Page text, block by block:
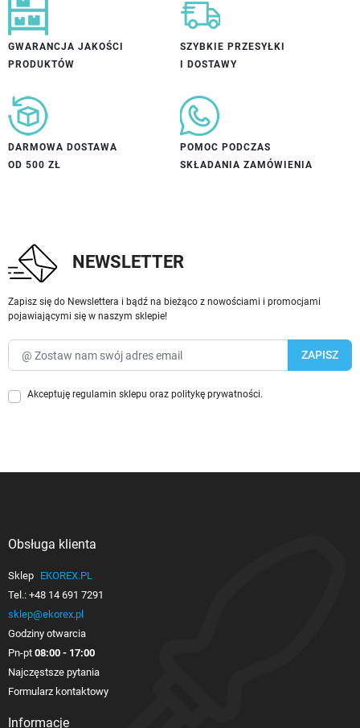
GWARANCJA JAKOŚCI
PRODUKTÓW
SZYBKIE PRZESYŁKI
I DOSTAWY
DARMOWA DOSTAWA
OD 500 ZŁ
POMOC PODCZAS
SKŁADANIA ZAMÓWIENIA
NEWSLETTER
Zapisz się do Newslettera i bądź na bieżąco z nowościami i promocjami
pojawiającymi się w naszym sklepie!
Akceptuję regulamin sklepu oraz politykę prywatności.
Obsługa klienta
Sklep EKOREX.PL
Tel.: +48 14 691 7291
sklep@ekorex.pl
Godziny otwarcia
Pn-pt 08:00 - 17:00
Najczęstsze pytania
Formularz kontaktowy
Informacje